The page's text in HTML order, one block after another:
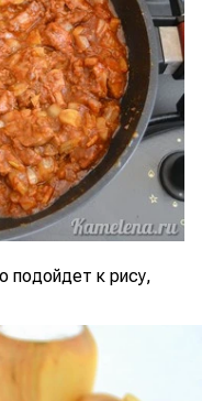
подойдет к рису,